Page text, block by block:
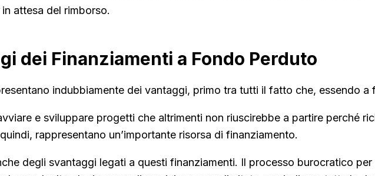
attesa del rimborso.
dei Finanziamenti a Fondo Perduto
indubbiamente dei vantaggi, primo tra tutti il fatto che, essendo
e sviluppare progetti che altrimenti non riuscirebbe a partire perché
rappresentano un’importante risorsa di finanziamento.
degli svantaggi legati a questi finanziamenti. Il processo burocratico